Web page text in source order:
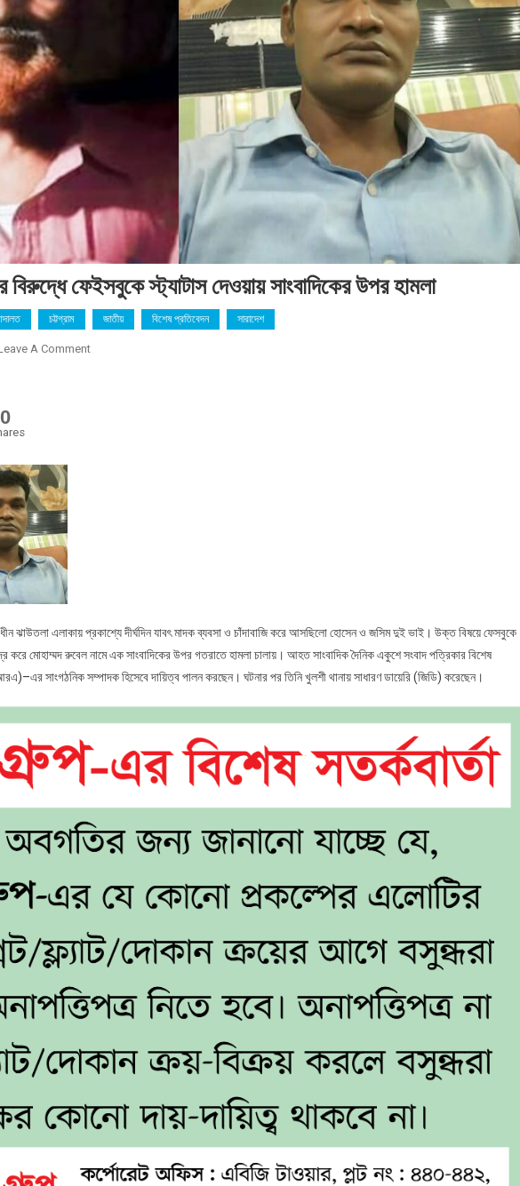
বিরুদ্ধে ফেইসবুকে স্ট্যাটাস দেওয়ায় সাংবাদিকের উপর হামলা
চট্টগ্রাম জাতীয় বিশেষ প্রতিবেদন সারাদেশ
A CommentOn
0
ঝাউতলা এলাকায় প্রকাশ্যে দীর্ঘদিন যাবৎ মাদক ব্যবসা ও চাঁদাবাজি করে আসছিলো হোসেন ও জসিম দুই ভাই। উক্ত বিষয়ে ফেসবুকে
করে মোহাম্মদ রুবেল নামে এক সাংবাদিকের উপর গতরাতে হামলা চালায়। আহত সাংবাদিক দৈনিক একুশে সংবাদ পত্রিকার বিশেষ
সাংগঠনিক সম্পাদক হিসেবে দায়িত্ব পালন করছেন। ঘটনার পর তিনি খুলশী থানায় সাধারণ ডায়েরি (জিডি) করেছেন।